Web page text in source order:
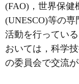
(FAO)，世界保健
(UNESCO)等の
活動を行ってい
おいては，科学
の委員会で交流